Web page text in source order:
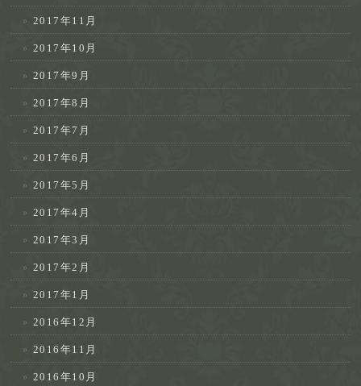
2017年11月
2017年10月
2017年9月
2017年8月
2017年7月
2017年6月
2017年5月
2017年4月
2017年3月
2017年2月
2017年1月
2016年12月
2016年11月
2016年10月